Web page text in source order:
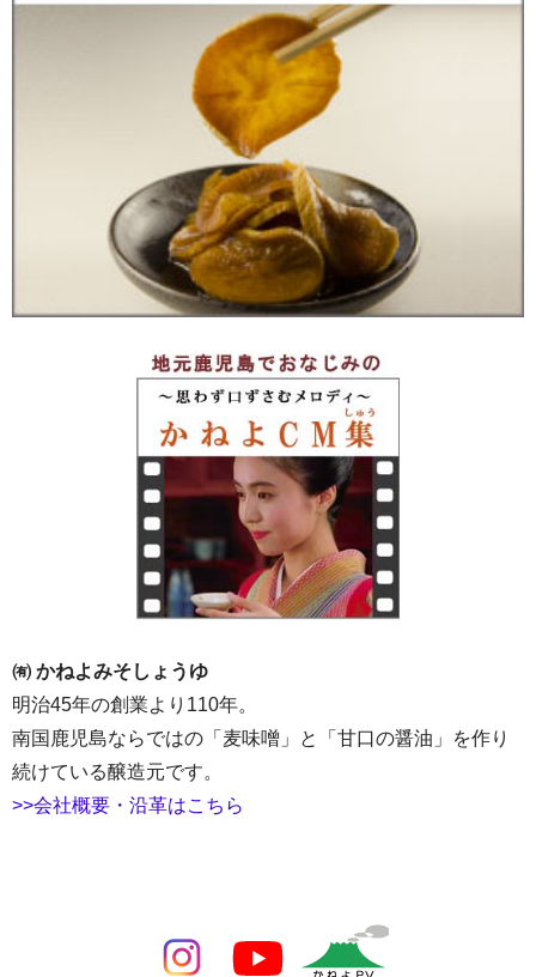
㈲ かねよみそしょうゆ
明治45年の創業より110年。
南国鹿児島ならではの「麦味噌」と「甘口の醤油」を作り
続けている醸造元です。
>>会社概要・沿革はこちら